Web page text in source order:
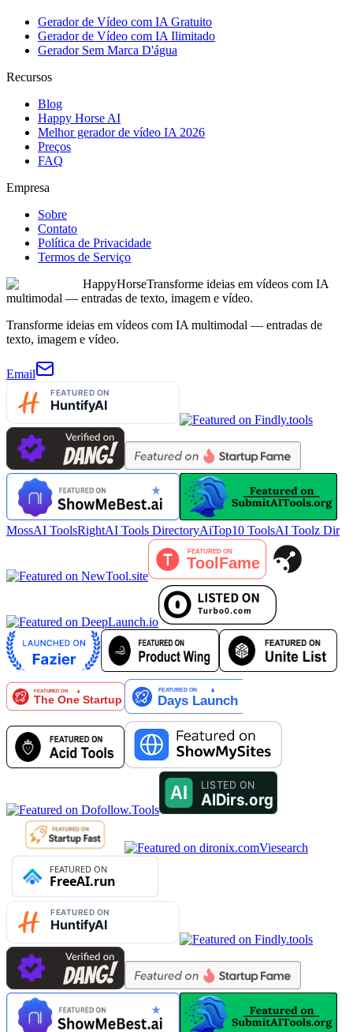
Gerador de Vídeo com IA Gratuito
Gerador de Vídeo com IA Ilimitado
Gerador Sem Marca D'água
Recursos
Blog
Happy Horse AI
Melhor gerador de vídeo IA 2026
Preços
FAQ
Empresa
Sobre
Contato
Política de Privacidade
Termos de Serviço
HappyHorseTransforme ideias em vídeos com IA
multimodal — entradas de texto, imagem e vídeo.
Transforme ideias em vídeos com IA multimodal — entradas de
texto, imagem e vídeo.
Email
MossAI ToolsRightAI Tools DirectoryAiTop10 ToolsAI Toolz Dir
Viesearch